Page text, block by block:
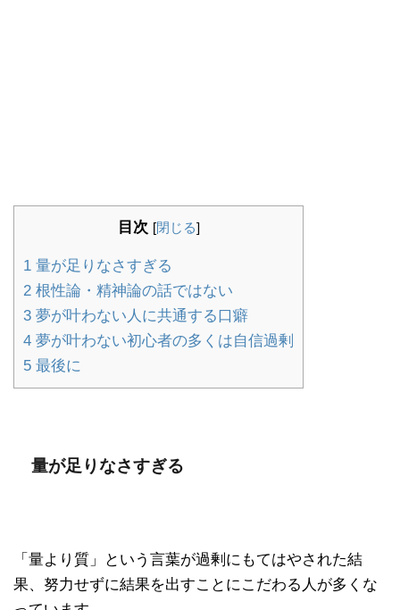
目次 [閉じる]
1 量が足りなさすぎる
2 根性論・精神論の話ではない
3 夢が叶わない人に共通する口癖
4 夢が叶わない初心者の多くは自信過剰
5 最後に
量が足りなさすぎる
「量より質」という言葉が過剰にもてはやされた結
果、努力せずに結果を出すことにこだわる人が多くな